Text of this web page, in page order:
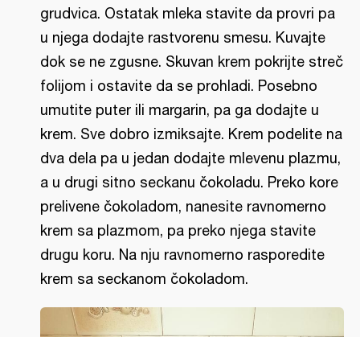
grudvica. Ostatak mleka stavite da provri pa
u njega dodajte rastvorenu smesu. Kuvajte
dok se ne zgusne. Skuvan krem pokrijte streč
folijom i ostavite da se prohladi. Posebno
umutite puter ili margarin, pa ga dodajte u
krem. Sve dobro izmiksajte. Krem podelite na
dva dela pa u jedan dodajte mlevenu plazmu,
a u drugi sitno seckanu čokoladu. Preko kore
prelivene čokoladom, nanesite ravnomerno
krem sa plazmom, pa preko njega stavite
drugu koru. Na nju ravnomerno rasporedite
krem sa seckanom čokoladom.